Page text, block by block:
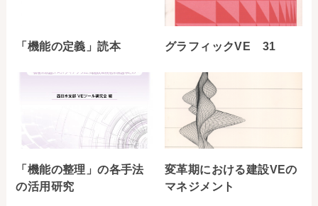
「機能の定義」読本 グラフィックVE 31
「機能の整理」の各手法
の活用研究
変革期における建設VEの
マネジメント